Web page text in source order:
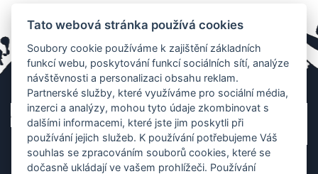
Tato webová stránka používá cookies
Soubory cookie používáme k zajištění základních
funkcí webu, poskytování funkcí sociálních sítí, analýze
návštěvnosti a personalizaci obsahu reklam.
Partnerské služby, které využíváme pro sociální média,
inzerci a analýzy, mohou tyto údaje zkombinovat s
dalšími informacemi, které jste jim poskytli při
používání jejich služeb. K používání potřebujeme Váš
souhlas se zpracováním souborů cookies, které se
dočasně ukládají ve vašem prohlížeči. Používání